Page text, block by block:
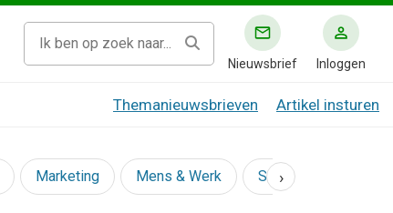
Nieuwsbrief Inloggen
Themanieuwsbrieven Artikel insturen
Marketing Mens & Werk Social
›